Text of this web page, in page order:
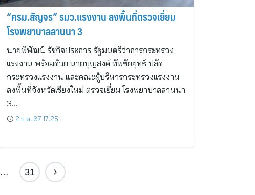
“ครม.สัญจร” รมว.แรงงาน ลงพื้นที่ตรวจเยี่ยม
โรงพยาบาลลานนา 3
นายพิพัฒน์ รัชกิจประการ รัฐมนตรีว่าการกระทรวง
แรงงาน พร้อมด้วย นายบุญสงค์ ทัพชัยยุทธ์ ปลัด
กระทรวงแรงงาน และคณะผู้บริหารกระทรวงแรงงาน
ลงพื้นที่จังหวัดเชียงใหม่ ตรวจเยี่ยม โรงพยาบาลลานนา
3…
2 ธ.ค. 67 17:25
… 31